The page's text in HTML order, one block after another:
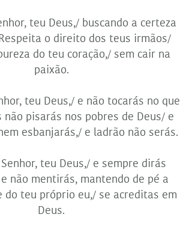
teu Deus,/ buscando a certeza
o direito dos teus irmãos/
do teu coração,/ sem cair na
paixão.
teu Deus,/ e não tocarás no que
pisarás nos pobres de Deus/ e
esbanjarás,/ e ladrão não serás.
teu Deus,/ e sempre dirás
não mentirás, mantendo de pé a
do teu próprio eu,/ se acreditas em
Deus.